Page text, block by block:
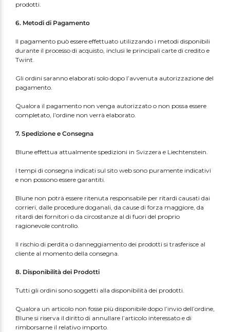
prodotti.
6. Metodi di Pagamento
Il pagamento può essere effettuato utilizzando i metodi disponibili
durante il processo di acquisto, inclusi le principali carte di credito e
Twint.
Gli ordini saranno elaborati solo dopo l’avvenuta autorizzazione del
pagamento.
Qualora il pagamento non venga autorizzato o non possa essere
completato, l’ordine non verrà elaborato.
7. Spedizione e Consegna
Blune effettua attualmente spedizioni in Svizzera e Liechtenstein.
I tempi di consegna indicati sul sito web sono puramente indicativi
e non possono essere garantiti.
Blune non potrà essere ritenuta responsabile per ritardi causati dai
corrieri, dalle procedure doganali, da cause di forza maggiore, da
ritardi dei fornitori o da circostanze al di fuori del proprio
ragionevole controllo.
Il rischio di perdita o danneggiamento dei prodotti si trasferisce al
cliente al momento della consegna.
8. Disponibilità dei Prodotti
Tutti gli ordini sono soggetti alla disponibilità dei prodotti.
Qualora un articolo non fosse più disponibile dopo l’invio dell’ordine,
Blune si riserva il diritto di annullare l’articolo interessato e di
rimborsarne il relativo importo.